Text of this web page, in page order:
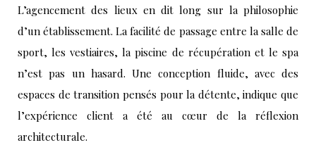
L’agencement des lieux en dit long sur la philosophie
d’un établissement. La facilité de passage entre la salle de
sport, les vestiaires, la piscine de récupération et le spa
n’est pas un hasard. Une conception fluide, avec des
espaces de transition pensés pour la détente, indique que
l’expérience client a été au cœur de la réflexion
architecturale.